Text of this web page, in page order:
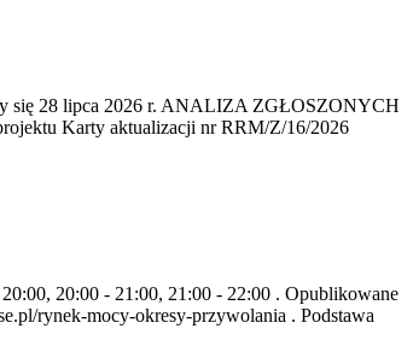
się 28 lipca 2026 r. ANALIZA ZGŁOSZONYCH
Karty aktualizacji nr RRM/Z/16/2026
20:00 - 21:00, 21:00 - 22:00 . Opublikowane
rynek-mocy-okresy-przywolania . Podstawa